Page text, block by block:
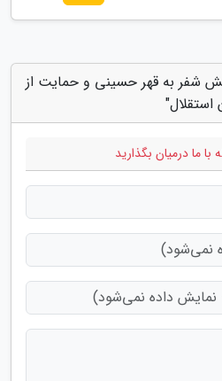
شفر به قهر حسینی و حمایت از
با ما درمیان بگذارید